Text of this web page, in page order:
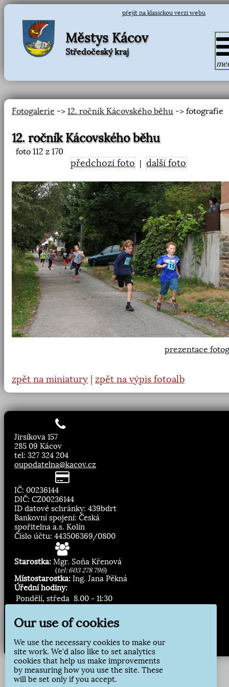
přejít na klasickou verzi webu
Městys Kácov
Středočeský kraj
Fotogalerie -> 12. ročník Kácovského běhu -> fotografie
12. ročník Kácovského běhu
foto 112 z 170
předchozí foto |další foto
prezentace
zpět na miniatury | zpět na výpis fotoalb
Jirsíkova 157
285 09 Kácov
tel: 327 324 204
oupodatelna@kacov.cz
IČ: 00236144
DIČ: CZ00236144
ID datové schránky: 439bdrt
Bankovní spojení: Česká
spořitelna a.s. Kolín
Číslo účtu: 443506369/0800
Starostka: Mgr. Soňa Křenová
(tel: 603 278 796)
Místostarostka: Ing. Jana Pěkná
Úřední hodiny:
Pondělí, středa 8.00 - 11:30
Přihlásit odběr
Our use of cookies
We use the necessary cookies to make our
site work. We'd also like to set analytics
cookies that help us make improvements
by measuring how you use the site. These
will be set only if you accept.